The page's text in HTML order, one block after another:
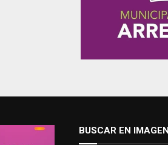
BUSCAR EN IMAGEN